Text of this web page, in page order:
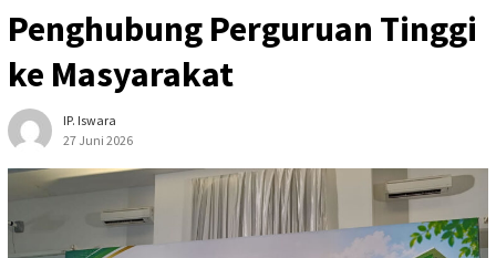
Penghubung Perguruan Tinggi
ke Masyarakat
IP. Iswara
27 Juni 2026